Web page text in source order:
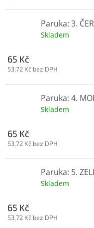
Paruka: 3.
Skladem
65 Kč
53,72 Kč bez DPH
Paruka: 4.
Skladem
65 Kč
53,72 Kč bez DPH
Paruka: 5.
Skladem
65 Kč
53,72 Kč bez DPH